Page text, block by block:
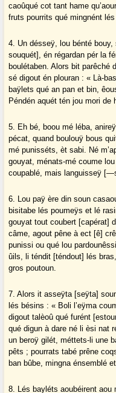
caoûqué cot tant hame
fruts pourrits qué mingnént
4. Un désseÿ, lou bénté
souquét], én régardan pér la
boulétaben. Alors bit
sé digout én plouran : « Là-
baÿlets qué an pan et bin,
Péndén aquét tén jou mori de
5. Eh bé, boou mé léba,
pécat, quand boulouÿ bous
mé punisséts, èt sabi. Né
gouyat, ménats-mé coume
coupablé, mais languisseÿ
6. Lou paÿ ère din soun
bisitabe lés poumeÿs et lé
gouyat tout coubert [capérat]
câme, agout pêne à ect [ê]
punissi ou qué lou
ûils, li téndit [téndout] lés
gros poutoun.
7. Alors it asseÿta [seÿta]
lés bésins : « Boli l’eÿma
digout talèoû qué furént
qué digun à dare né li èsi nat
un beroÿ gilét, méttets-li une
pêts ; pourrats tabé prêne
ban bûbe, mingna énsemblé
8. Lés bayléts aoubéirent aou